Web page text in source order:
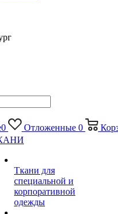
0 Отложенные 0
Ткани для
специальной и
корпоративной
одежды